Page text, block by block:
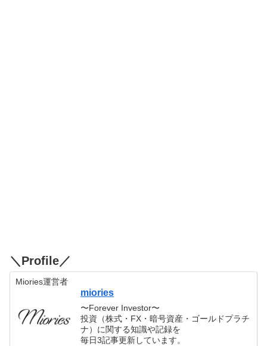
＼Profile／
Miories運営者
miories
〜Forever Investor〜
投資（株式・FX・暗号資産・ゴールドプラチ
ナ）に関する知識や記録を
毎日3記事更新しています。